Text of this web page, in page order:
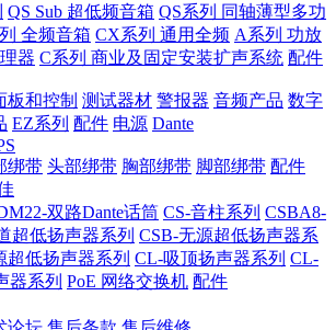
QS Sub 超低频音箱 QS系列 同轴薄型多功
全频音箱 CX系列 通用全频 A系列 功放
器 C系列 商业及固定安装扩声系统 配件
板和控制 测试器材 警报器 音频产品 数字
EZ系列 配件 电源 Dante
绑带 头部绑带 胸部绑带 脚部绑带 配件
双路Dante话筒 CS-音柱系列 CSBA8-
超低扬声器系列 CSB-无源超低扬声器系
超低扬声器系列 CL-吸顶扬声器系列 CL-
器系列 PoE 网络交换机 配件